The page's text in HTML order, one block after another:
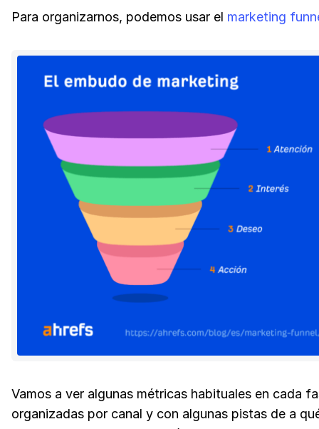
Para organizarnos, podemos usar el marketing
Vamos a ver algunas métricas habituales en cada
organizadas por canal y con algunas pistas de a